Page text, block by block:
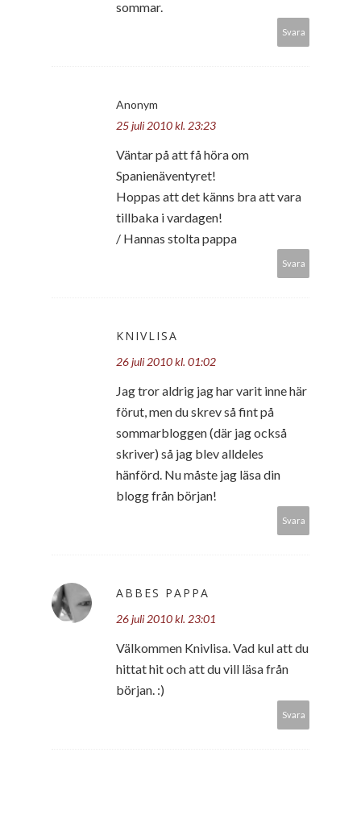
sommar.
Svara
Anonym
25 juli 2010 kl. 23:23
Väntar på att få höra om
Spanienäventyret!
Hoppas att det känns bra att vara
tillbaka i vardagen!
/ Hannas stolta pappa
Svara
KNIVLISA
26 juli 2010 kl. 01:02
Jag tror aldrig jag har varit inne här
förut, men du skrev så fint på
sommarbloggen (där jag också
skriver) så jag blev alldeles
hänförd. Nu måste jag läsa din
blogg från början!
Svara
ABBES PAPPA
26 juli 2010 kl. 23:01
Välkommen Knivlisa. Vad kul att du
hittat hit och att du vill läsa från
början. :)
Svara